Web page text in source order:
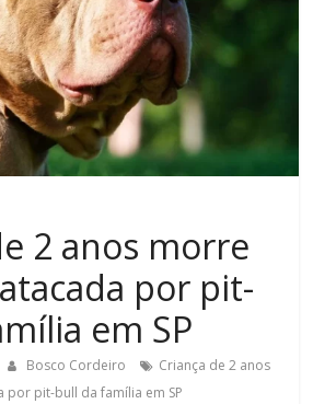
2 anos morre
por pit-
em SP
Bosco Cordeiro
Criança de 2 anos
pit-bull da família em SP